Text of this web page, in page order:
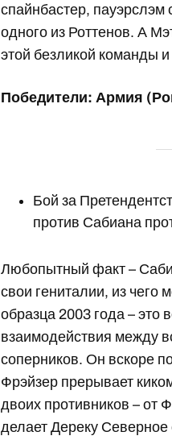
спайнбастер, пауэрслэм
одного из Роттенов. А
этой безликой команды
Победители: Армия
Бой за
против Сабиана
Любопытный факт –
свои гениталии, из чего
образца 2003 года –
взаимодействия между
соперников. Он вскоре
Фрэйзер прерывает
двоих противников – от
делает Дереку